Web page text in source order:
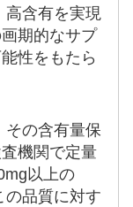
高含有を実現
期的なサプ
性をもたら
その含有量保
機関で定量
以上の
の品質に対す